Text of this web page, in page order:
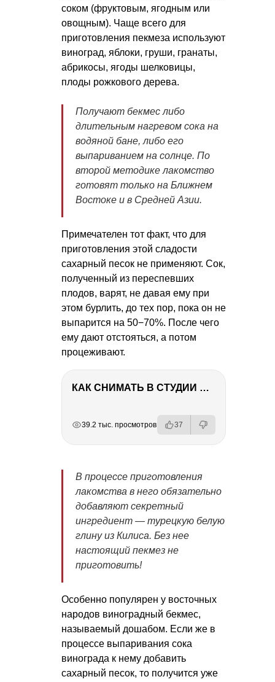
соком (фруктовым, ягодным или
овощным). Чаще всего для
приготовления пекмеза используют
виноград, яблоки, груши, гранаты,
абрикосы, ягоды шелковицы,
плоды рожкового дерева.
Получают бекмес либо
длительным нагревом сока на
водяной бане, либо его
выпариванием на солнце. По
второй методике лакомство
готовят только на Ближнем
Востоке и в Средней Азии.
Примечателен тот факт, что для
приготовления этой сладости
сахарный песок не применяют. Сок,
полученный из переспевших
плодов, варят, не давая ему при
этом бурлить, до тех пор, пока он не
выпарится на 50−70%. После чего
ему дают отстояться, а потом
процеживают.
КАК СНИМАТЬ В СТУДИИ СО ВСПЫШКАМИ
39.2 тыс. просмотров 37
В процессе приготовления
лакомства в него обязательно
добавляют секретный
ингредиент — турецкую белую
глину из Килиса. Без нее
настоящий пекмез не
приготовить!
Особенно популярен у восточных
народов виноградный бекмес,
называемый дошабом. Если же в
процессе выпаривания сока
винограда к нему добавить
сахарный песок, то получится уже